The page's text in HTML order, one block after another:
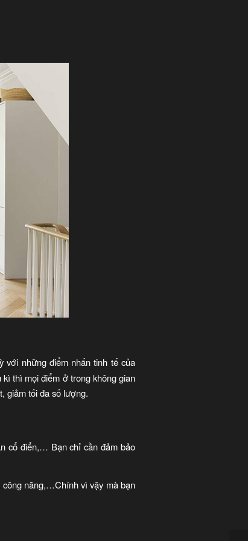
với những điểm nhấn tinh tế của
thì mọi điểm ở trong không gian
giảm tối đa số lượng.
cổ điển,… Bạn chỉ cần đảm bảo
công năng,…Chính vì vậy mà bạn